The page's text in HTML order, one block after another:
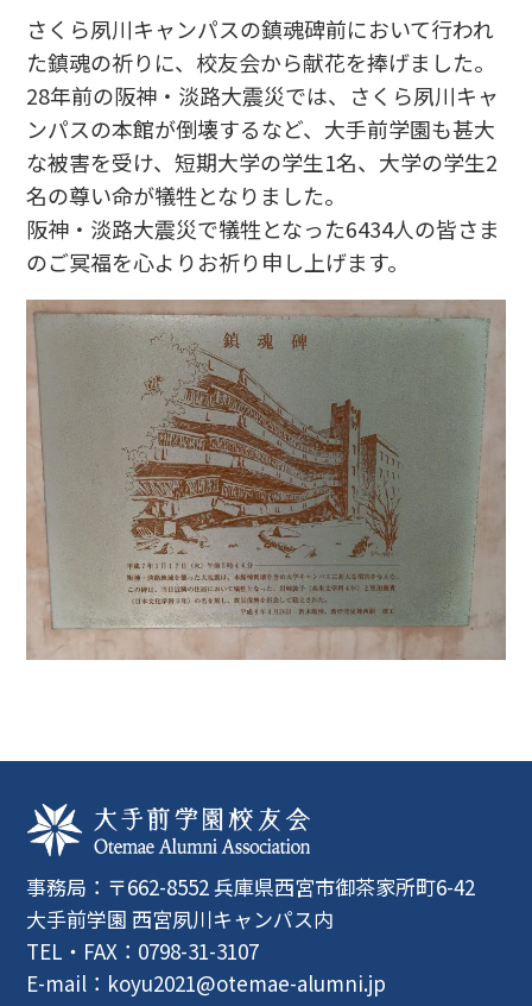
さくら夙川キャンパスの鎮魂碑前において行われ
た鎮魂の祈りに、校友会から献花を捧げました。
28年前の阪神・淡路大震災では、さくら夙川キャ
ンパスの本館が倒壊するなど、大手前学園も甚大
な被害を受け、短期大学の学生1名、大学の学生2
名の尊い命が犠牲となりました。
阪神・淡路大震災で犠牲となった6434人の皆さま
のご冥福を心よりお祈り申し上げます。
事務局：〒662-8552 兵庫県西宮市御茶家所町6-42
大手前学園 西宮夙川キャンパス内
TEL・FAX：0798-31-3107
E-mail： koyu2021@otemae-alumni.jp